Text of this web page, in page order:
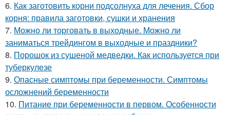
6. Как заготовить корни подсолнуха для лечения. Сбор
корня: правила заготовки, сушки и хранения
7. Можно ли торговать в выходные. Можно ли
заниматься трейдингом в выходные и праздники?
8. Порошок из сушеной медведки. Как используется при
туберкулезе
9. Опасные симптомы при беременности. Симптомы
осложнений беременности
10. Питание при беременности в первом. Особенности